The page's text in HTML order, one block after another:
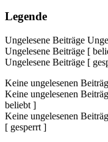
Legende
Ungelesene Beiträge
Ungelesene Beiträge [
Ungelesene Beiträge [
Keine ungelesenen
Keine ungelesenen
beliebt ]
Keine ungelesenen
[ gesperrt ]